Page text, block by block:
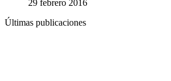
29 febrero 2016
Últimas publicaciones